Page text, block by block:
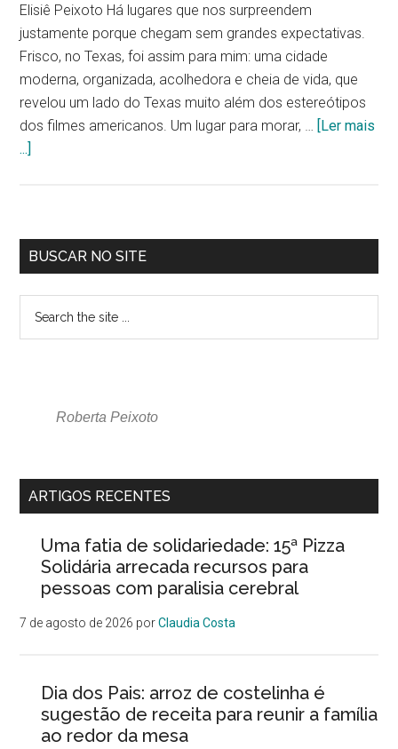
Elisiê Peixoto Há lugares que nos surpreendem
justamente porque chegam sem grandes expectativas.
Frisco, no Texas, foi assim para mim: uma cidade
moderna, organizada, acolhedora e cheia de vida, que
revelou um lado do Texas muito além dos estereótipos
dos filmes americanos. Um lugar para morar, …
[Ler mais
...]
BUSCAR NO SITE
Roberta Peixoto
ARTIGOS RECENTES
Uma fatia de solidariedade: 15ª Pizza
Solidária arrecada recursos para
pessoas com paralisia cerebral
7 de agosto de 2026 porClaudia Costa
Dia dos Pais: arroz de costelinha é
sugestão de receita para reunir a família
ao redor da mesa